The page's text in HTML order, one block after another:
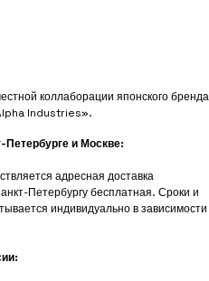
коллаборации японского бренда
Industries».
Петербурге и Москве:
адресная доставка
Петербургу бесплатная. Сроки и
индивидуально в зависимости